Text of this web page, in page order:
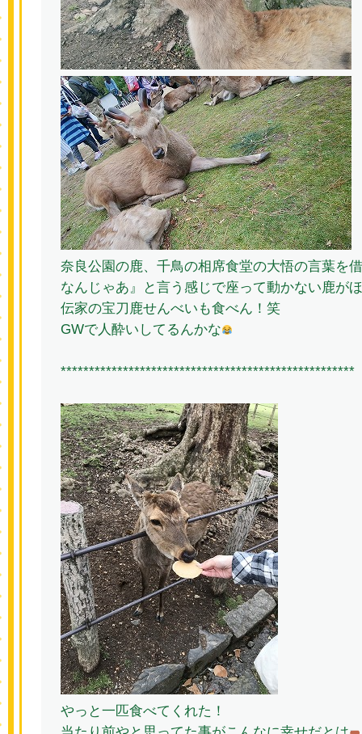
奈良公園の鹿、千鳥の相席食堂の大悟の言葉を
なんじゃあ』と言う感じで座って動かない鹿が
伝家の宝刀鹿せんべいも食べん！笑
GWで人酔いしてるんかな
****************************************************
やっと一匹食べてくれた！